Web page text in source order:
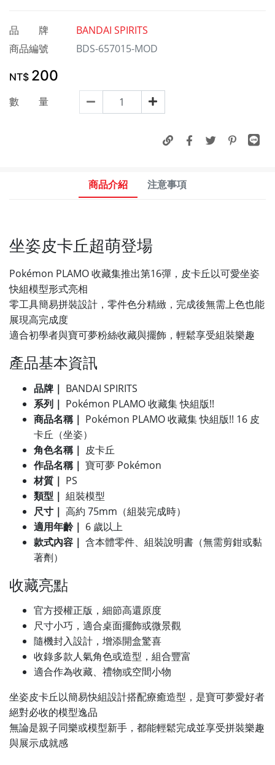
品 牌
BANDAI SPIRITS
商品編號
BDS-657015-MOD
NT$ 200
數 量
商品介紹 注意事項
坐姿皮卡丘超萌登場
Pokémon PLAMO 收藏集推出第16彈，皮卡丘以可愛坐姿
快組模型形式亮相
零工具簡易拼裝設計，零件色分精緻，完成後無需上色也能
展現高完成度
適合初學者與寶可夢粉絲收藏與擺飾，輕鬆享受組裝樂趣
產品基本資訊
品牌｜ BANDAI SPIRITS
系列｜ Pokémon PLAMO 收藏集 快組版!!
商品名稱｜ Pokémon PLAMO 收藏集 快組版!! 16 皮
卡丘（坐姿）
角色名稱｜ 皮卡丘
作品名稱｜ 寶可夢 Pokémon
材質｜ PS
類型｜ 組裝模型
尺寸｜ 高約 75mm（組裝完成時）
適用年齡｜ 6 歲以上
款式內容｜ 含本體零件、組裝說明書（無需剪鉗或黏
著劑）
收藏亮點
官方授權正版，細節高還原度
尺寸小巧，適合桌面擺飾或微景觀
隨機封入設計，增添開盒驚喜
收錄多款人氣角色或造型，組合豐富
適合作為收藏、禮物或空間小物
坐姿皮卡丘以簡易快組設計搭配療癒造型，是寶可夢愛好者
絕對必收的模型逸品
無論是親子同樂或模型新手，都能輕鬆完成並享受拼裝樂趣
與展示成就感